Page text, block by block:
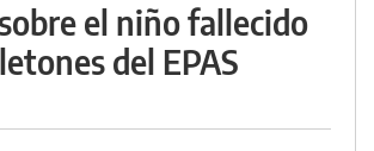
el niño fallecido
del EPAS